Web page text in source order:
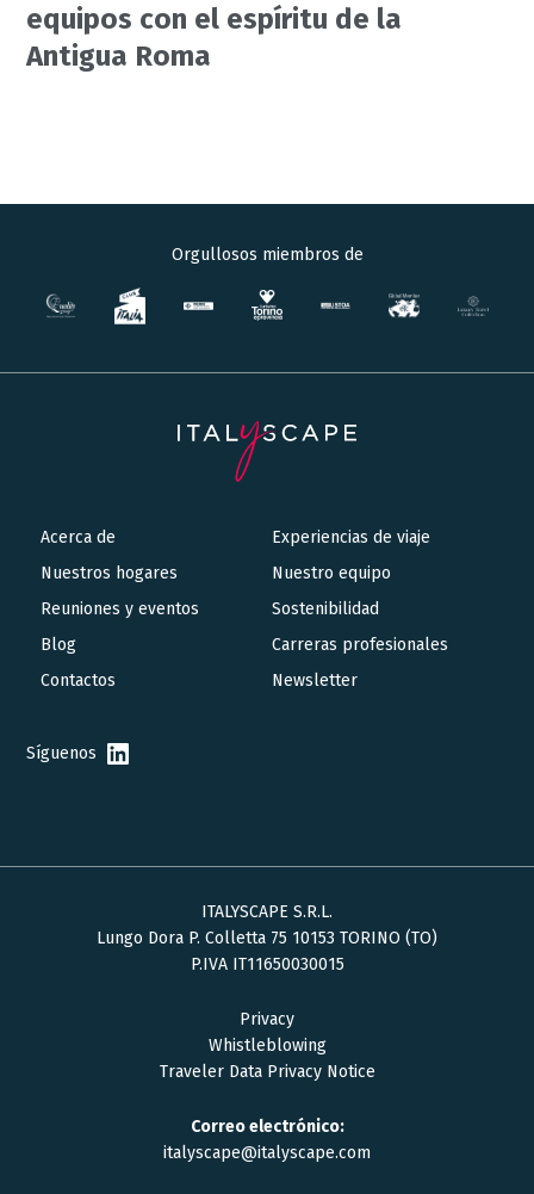
equipos con el espíritu de la
Antigua Roma
Orgullosos miembros de
Main
navigation
Acerca de
Experiencias de viaje
Nuestros hogares
Nuestro equipo
Reuniones y eventos
Sostenibilidad
Blog
Carreras profesionales
Contactos
Newsletter
Síguenos
ITALYSCAPE S.R.L.
Lungo Dora P. Colletta 75 10153 TORINO (TO)
P.IVA IT11650030015
Privacy
Whistleblowing
Traveler Data Privacy Notice
Correo electrónico:
italyscape@italyscape.com